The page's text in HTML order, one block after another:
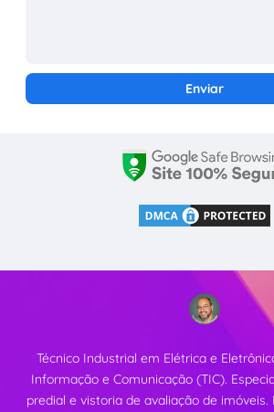
Técnico Industrial em Elétrica e
Informação e Comunicação (TIC).
predial e vistoria de avaliação de imóveis.